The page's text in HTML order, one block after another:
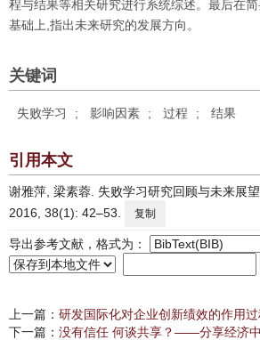
程与结果等相关研究进行系统综述。最后在
基础上,指出未来研究的发展方向。
关键词
失败学习 ; 影响因素 ; 过程 ; 结果
引用本文
谢雅萍, 梁素蓉. 失败学习研究回顾与未来展
2016, 38(1): 42–53.
复制
导出参考文献，格式为：
上一篇： 研发国际化对企业创新绩效的作用
下一篇： 没有信任 何谈共享？——分享经济